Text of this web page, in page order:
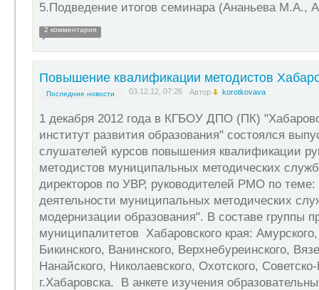
5.Подведение итогов семинара (Ананьева М.А.,
2 комментария
Повышение квалификации методистов
Последние новости 03.12.12, 07:26 Автор korotkovava
1 декабря 2012 года в КГБОУ ДПО (ПК)
институт развития образования" состоялся
слушателей курсов повышения квалификации
методистов муниципальных методических
директоров по УВР, руководителей РМО по теме:
деятельности муниципальных методических
модернизации образования". В составе группы
муниципалитетов Хабаровского края:
Бикинского, Ванинского, Верхнебуреинского,
Нанайского, Николаевского, Охотского, Советско-
г.Хабаровска. В анкете изучения